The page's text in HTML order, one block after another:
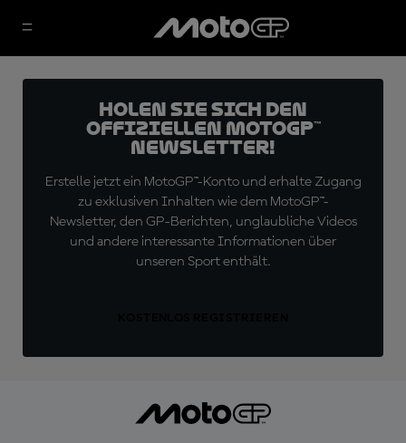
Holen Sie sich den
offiziellen MotoGP™
Newsletter!
Erstelle jetzt ein MotoGP™-Konto und erhalte Zugang
zu exklusiven Inhalten wie dem MotoGP™-
Newsletter, den GP-Berichten, unglaubliche Videos
und andere interessante Informationen über
unseren Sport enthält.